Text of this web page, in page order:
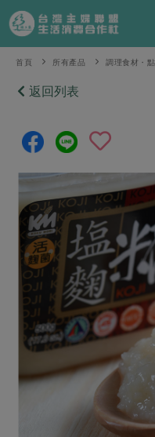
產品分類
當季蔬果
芽苗類
辛香料類
奶蛋豆・五穀
蛋
豆製品
肉品・水產
畜產肉類
水畜加工品
調理食材・點心
食譜料理
食材
麵食
肉食
海鮮
常備菜
蔬食
蛋料理
料理方式
特別企畫
預購活動
把最好的台灣味帶回家！
防災用品預購圓滿結束
2026年端午節預購圓滿結束
更多預購活動
當季產品
合作25-經典快閃最後一週
合作25-精選產品第四彈
合作25-精選產品第三彈
綠主張
觀點文章
主婦食堂
社內大小事
產品故事
樂齡生活
關於合作社
認識合作社
關於我們
合作社組織
員工與求才
重要公告
首頁 所有產品 調理食材・
返回列表